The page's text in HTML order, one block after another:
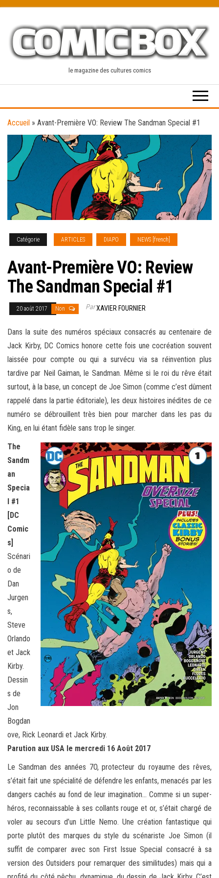
content
le magazine des cultures comics
Accueil » Avant-Première VO: Review The Sandman Special #1
Catégorie ARTICLES DIAPO NEWS [french]
Avant-Première VO: Review
The Sandman Special #1
20 août 2017 Non ParXAVIER FOURNIER
Dans la suite des numéros spéciaux consacrés au centenaire de
Jack Kirby, DC Comics honore cette fois une cocréation souvent
laissée pour compte ou qui a survécu via sa réinvention plus
tardive par Neil Gaiman, le Sandman. Même si le roi du rêve était
surtout, à la base, un concept de Joe Simon (comme c’est dûment
rappelé dans la partie éditoriale), les deux histoires inédites de ce
numéro se débrouillent très bien pour marcher dans les pas du
King, en lui étant fidèle sans trop le singer.
The
Sandm
an
Specia
l #1
[DC
Comic
s]
Scénari
o de
Dan
Jurgen
s,
Steve
Orlando
et Jack
Kirby.
Dessin
s de
Jon
Bogdan
ove, Rick Leonardi et Jack Kirby.
Parution aux USA le mercredi 16 Août 2017
Le Sandman des années 7O, protecteur du royaume des rêves,
s’était fait une spécialité de défendre les enfants, menacés par les
dangers cachés au fond de leur imagination… Comme si un super-
héros, reconnaissable à ses collants rouge et or, s’était chargé de
voler au secours d’un Little Nemo. Une création fantastique qui
porte plutôt des marques du style du scénariste Joe Simon (il
suffit de comparer avec son First Issue Special consacré à sa
version des Outsiders pour remarquer des similitudes) mais qui a